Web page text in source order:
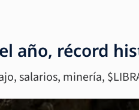
año, récord
salarios, minería,